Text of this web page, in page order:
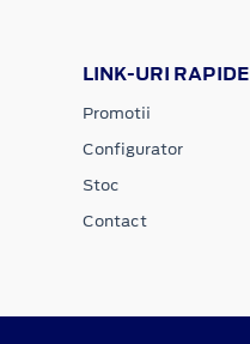
LINK-URI RAPIDE
Promotii
Configurator
Stoc
Contact